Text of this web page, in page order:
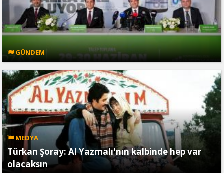
GÜNDEM
MEDYA
Türkan Şoray: Al Yazmalı'nın kalbinde hep var
olacaksın